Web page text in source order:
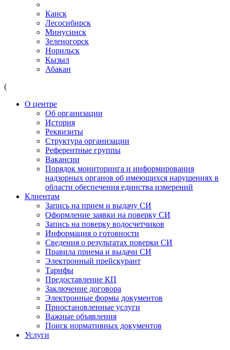
Канск
Лесосибирск
Минусинск
Зеленогорск
Норильск
Кызыл
Абакан
(
О центре
Об организации
История
Реквизиты
Структура организации
Референтные группы
Вакансии
Порядок мониторинга и информирования
надзорных органов об имеющихся нарушениях в
области обеспечения единства измерений
Клиентам
Запись на прием и выдачу СИ
Оформление заявки на поверку СИ
Запись на поверку водосчетчиков
Информация о готовности
Сведения о результатах поверки СИ
Правила приема и выдачи СИ
Электронный прейскурант
Тарифы
Предоставление КП
Заключение договора
Электронные формы документов
Приостановленные услуги
Важные объявления
Поиск нормативных документов
Услуги